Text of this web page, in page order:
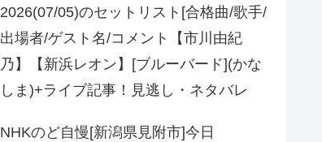
2026(07/05)のセットリスト[合格曲/歌手/
出場者/ゲスト名/コメント【市川由紀
乃】【新浜レオン】[ブルーバード](かな
しま)+ライブ記事！見逃し・ネタバレ
NHKのど自慢[新潟県見附市]今日